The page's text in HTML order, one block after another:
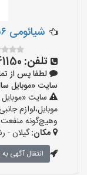
شیائومی Redmi 13 ۲۵۶ گیگابایت اقساطی
تلفن:
لطفا پس از
سایت «موبایل سال»
سایت
موبایل،لوازم
وهیچ‌گونه منفعت
مکان:گیلان -
انتقال آگهی